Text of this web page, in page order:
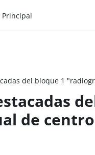
Principal
del bloque 1
de